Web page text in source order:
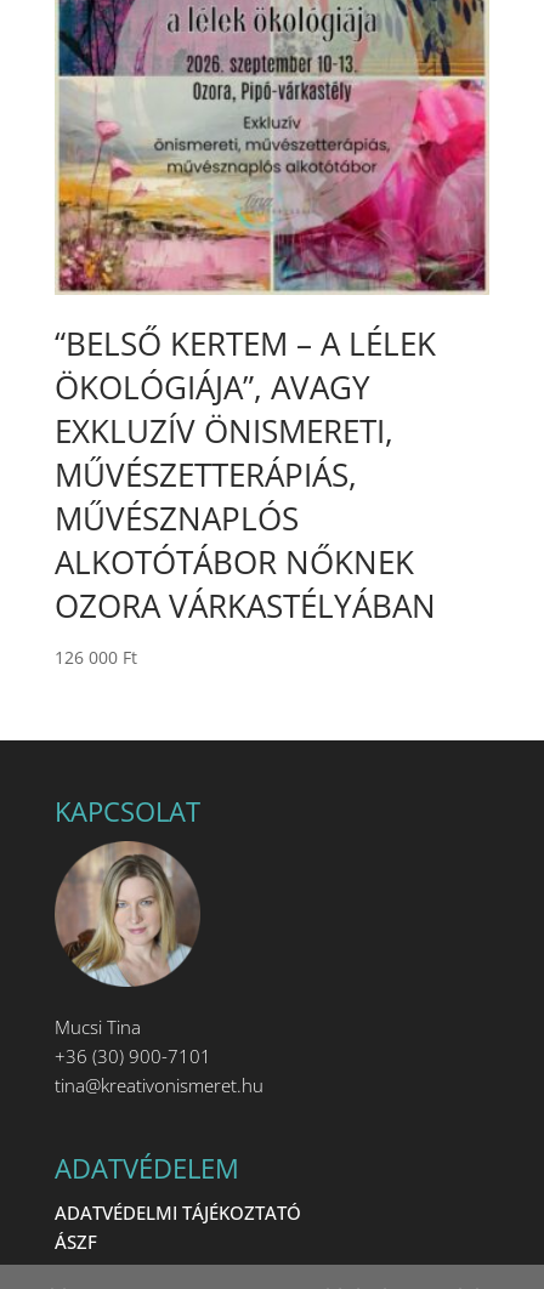
“BELSŐ KERTEM – A LÉLEK
ÖKOLÓGIÁJA”, AVAGY
EXKLUZÍV ÖNISMERETI,
MŰVÉSZETTERÁPIÁS,
MŰVÉSZNAPLÓS
ALKOTÓTÁBOR NŐKNEK
OZORA VÁRKASTÉLYÁBAN
126 000 Ft
KAPCSOLAT
Mucsi Tina
+36 (30) 900-7101
tina@kreativonismeret.hu
ADATVÉDELEM
ADATVÉDELMI TÁJÉKOZTATÓ
ÁSZF
IMPRESSZUM